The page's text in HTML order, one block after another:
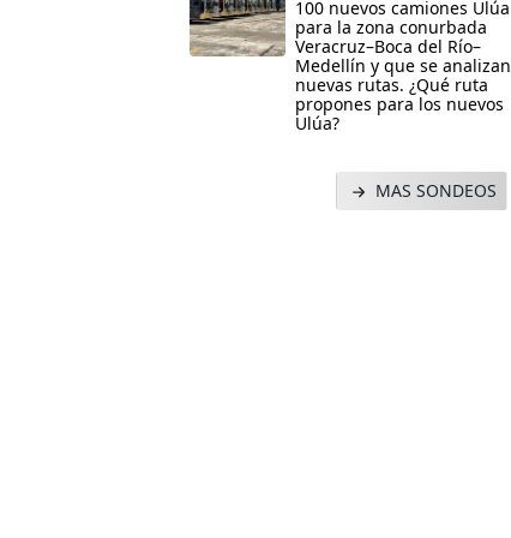
100 nuevos camiones Ulúa
para la zona conurbada
Veracruz–Boca del Río–
Medellín y que se analizan
nuevas rutas. ¿Qué ruta
propones para los nuevos
Ulúa?
MAS SONDEOS